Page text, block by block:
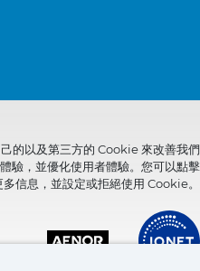
的以及第三方的 Cookie 來改善我們
驗，並優化使用者體驗。您可以點擊
多信息，並設定或拒絕使用 Cookie。